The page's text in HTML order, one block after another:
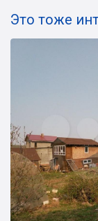
Это тоже